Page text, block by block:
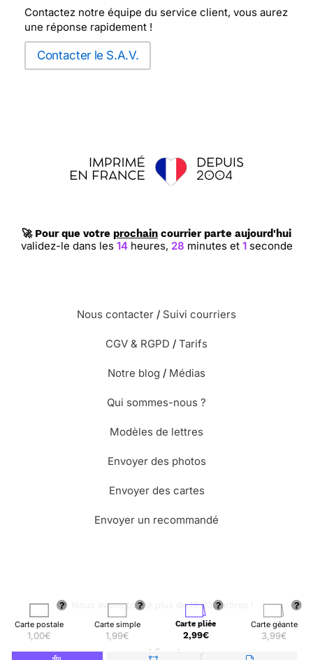
Carte postale
1,00€
Carte simple
1,99€
Carte pliée
2,99€
Carte géante
3,99€
Contactez notre équipe du service client, vous aurez
une réponse rapidement !
Contacter le S.A.V.
🚀 Pour que votre prochain courrier parte aujourd'hui
validez-le dans les14heures,28minutes et0secondes
Nous contacter / Suivi courriers
CGV & RGPD / Tarifs
Notre blog / Médias
Qui sommes-nous ?
Modèles de lettres
Envoyer des photos
Envoyer des cartes
Envoyer un recommandé
🌳 Nous avons planté plus de 13.000 arbres !